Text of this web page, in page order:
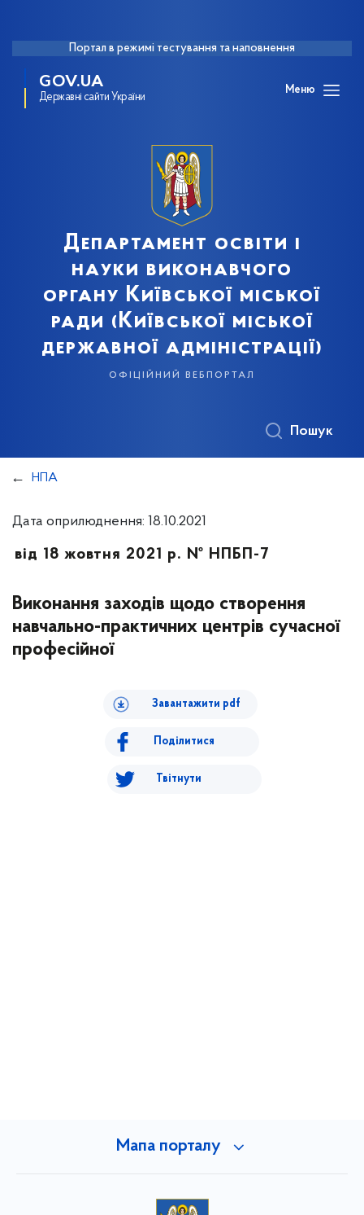
Портал в режимі тестування та наповнення
GOV.UA
Державні сайти України
Меню
Департамент освіти і
науки виконавчого
органу Київської міської
ради (Київської міської
державної адміністрації)
офіційний вебпортал
Пошук
НПА
Дата оприлюднення: 18.10.2021
від 18 жовтня 2021 р. № НПБП-7
Виконання заходів щодо створення
навчально-практичних центрів сучасної
професійної
Завантажити pdf
Поділитися
Твітнути
Мапа порталу